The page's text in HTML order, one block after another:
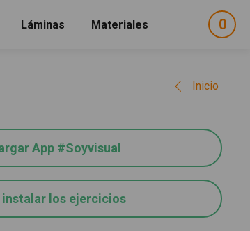
Láminas Materiales 0
Inicio
App #Soyvisual
instalar los ejercicios